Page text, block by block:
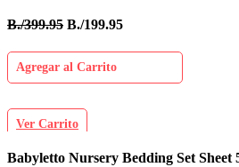
B./399.95 B./199.95
Agregar al Carrito
Ver Carrito
Babyletto Nursery Bedding Set Sheet